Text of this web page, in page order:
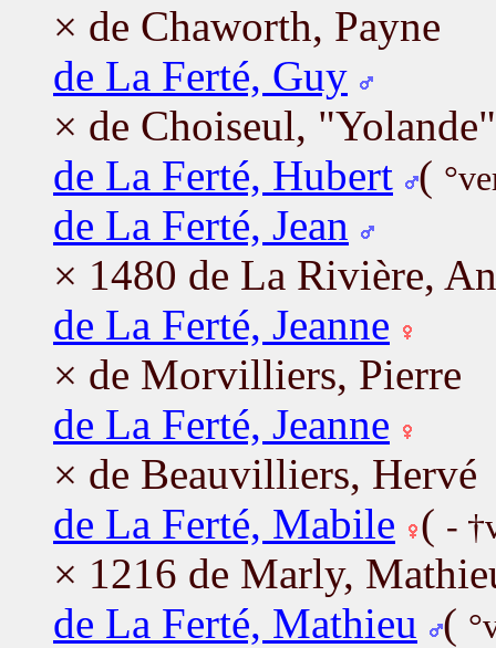
× de Chaworth, Payne
de La Ferté, Guy
× de Choiseul,
de La Ferté, Hubert (
de La Ferté, Jean
× 1480 de La Rivière,
de La Ferté, Jeanne
× de Morvilliers, Pierre
de La Ferté, Jeanne
× de Beauvilliers, Hervé
de La Ferté, Mabile ( -
× 1216 de Marly,
de La Ferté, Mathieu
(